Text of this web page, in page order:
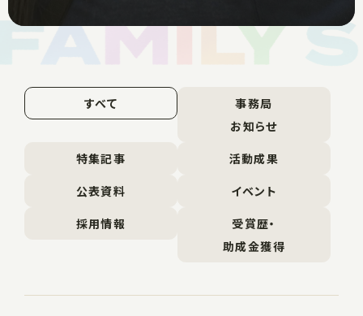
すべて
事務局
お知らせ
特集記事
活動成果
公表資料
イベント
採用情報
受賞歴・
助成金獲得